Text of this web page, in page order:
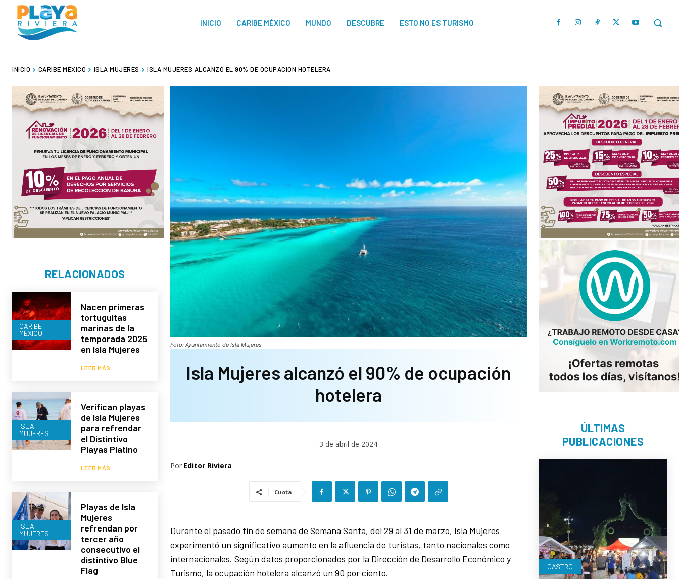
INICIO CARIBE MÉXICO MUNDO DESCUBRE ESTO NO ES TURISMO
INICIO CARIBE MÉXICO ISLA MUJERES ISLA MUJERES ALCANZÓ EL 90% DE OCUPACIÓN HOTELERA
RELACIONADOS
CARIBE
MÉXICO
Nacen primeras
tortuguitas
marinas de la
temporada 2025
en Isla Mujeres
LEER MÁS
ISLA
MUJERES
Verifican playas
de Isla Mujeres
para refrendar
el Distintivo
Playas Platino
LEER MÁS
ISLA
MUJERES
Playas de Isla
Mujeres
refrendan por
tercer año
consecutivo el
distintivo Blue
Flag
Foto: Ayuntamiento de Isla Mujeres
Isla Mujeres alcanzó el 90% de ocupación
hotelera
3 de abril de 2024
Por Editor Riviera
Cuota
Durante el pasado fin de semana de Semana Santa, del 29 al 31 de marzo, Isla Mujeres
experimentó un significativo aumento en la afluencia de turistas, tanto nacionales como
internacionales. Según datos proporcionados por la Dirección de Desarrollo Económico y
Turismo, la ocupación hotelera alcanzó un 90 por ciento.
ÚLTIMAS
PUBLICACIONES
GASTRO